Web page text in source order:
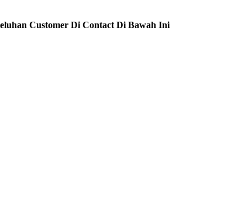
Customer Di Contact Di Bawah Ini